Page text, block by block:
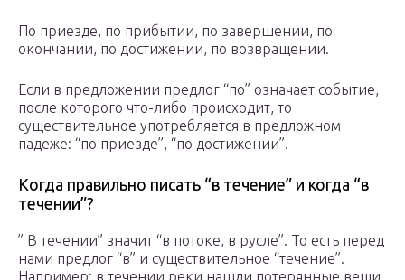
По приезде, по прибытии, по завершении, по
окончании, по достижении, по возвращении.
Если в предложении предлог “по” означает событие,
после которого что-либо происходит, то
существительное употребляется в предложном
падеже: “по приезде”, “по достижении”.
Когда правильно писать “в течение” и когда “в
течении”?
” В течении” значит “в потоке, в русле”. То есть перед
нами предлог “в” и существительное “течение”.
Например: в течении реки нашли потерянные вещи.